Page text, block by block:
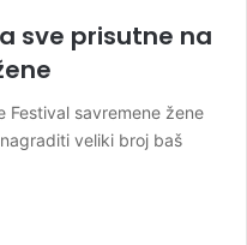
sve prisutne na
Festival savremene žene
veliki broj baš